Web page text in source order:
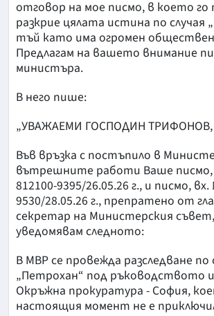
отговор на мое писмо, в което го
разкрие цялата истина по случая
тъй като има огромен
Предлагам на вашето внимание
министъра.
В него пише:
„УВАЖАЕМИ ГОСПОДИН ТРИФОНОВ,
Във връзка с постъпило в
вътрешните работи Ваше
812100-9395/26.05.26 г., и писмо,
9530/28.05.26 г., препратено от
секретар на Министерския
уведомявам следното:
В МВР се провежда разследване по
„Петрохан“ под ръководството
Окръжна прокуратура - София,
настоящия момент не е